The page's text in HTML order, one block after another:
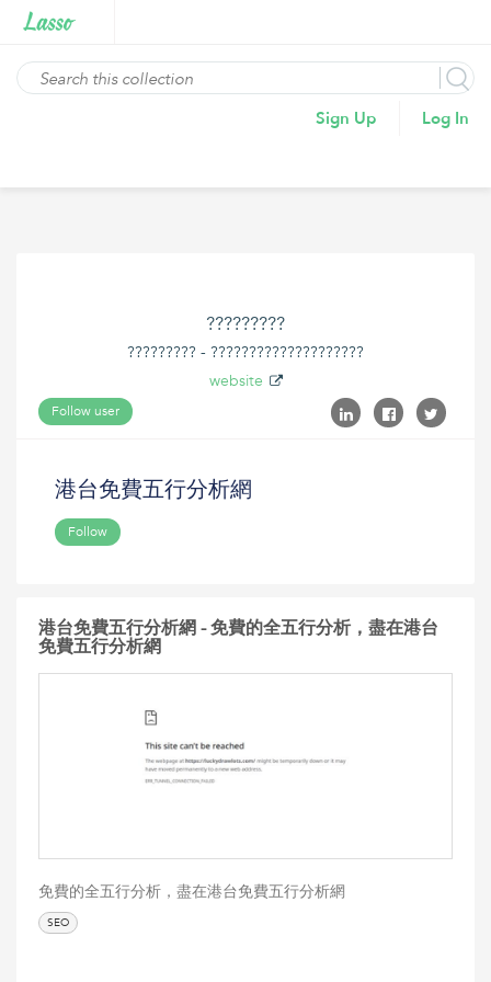
Sign Up Log In
?????????
????????? - ????????????????????
website
Follow user
港台免費五行分析網
Follow
港台免費五行分析網 - 免費的全五行分析，盡在港台
免費五行分析網
免費的全五行分析，盡在港台免費五行分析網
SEO